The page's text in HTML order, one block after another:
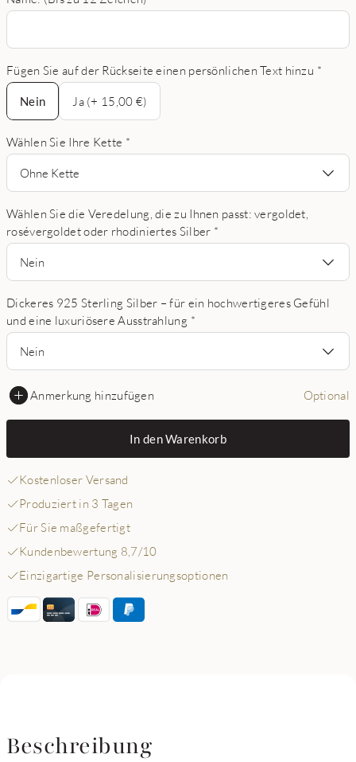
Fügen Sie auf der Rückseite einen persönlichen Text hinzu *
Nein
Nein
Ja (+ 15,00 €)
Wählen Sie Ihre Kette *
Ohne Kette
Wählen Sie die Veredelung, die zu Ihnen passt: vergoldet,
rosévergoldet oder rhodiniertes Silber *
Nein
Dickeres 925 Sterling Silber – für ein hochwertigeres Gefühl
und eine luxuriösere Ausstrahlung *
Nein
Anmerkung hinzufügen Optional
In den Warenkorb
Kostenloser Versand
Produziert in 3 Tagen
Für Sie maßgefertigt
Kundenbewertung 8,7/10
Einzigartige Personalisierungsoptionen
Beschreibung